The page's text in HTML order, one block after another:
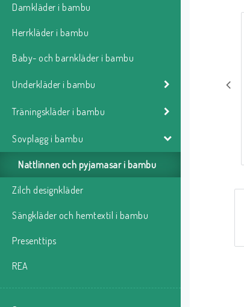
Damkläder i bambu
Herrkläder i bambu
Baby- och barnkläder i bambu
Underkläder i bambu
Träningskläder i bambu
Sovplagg i bambu
Nattlinnen och pyjamasar i bambu
Zilch designkläder
Sängkläder och hemtextil i bambu
Presenttips
REA